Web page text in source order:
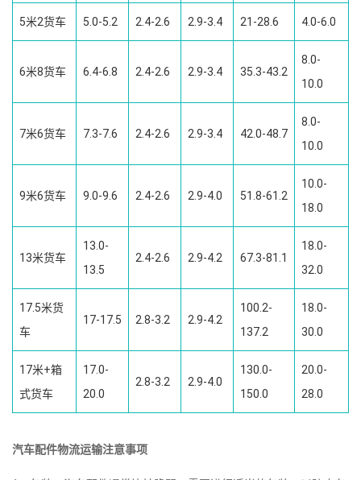
5米2货车 5.0-5.2 2.4-2.6 2.9-3.4 21-28.6 4.0-6.0
6米8货车 6.4-6.8 2.4-2.6 2.9-3.4 35.3-43.2
8.0-
10.0
7米6货车 7.3-7.6 2.4-2.6 2.9-3.4 42.0-48.7
8.0-
10.0
9米6货车 9.0-9.6 2.4-2.6 2.9-4.0 51.8-61.2
10.0-
18.0
13米货车
13.0-
13.5
2.4-2.6 2.9-4.2 67.3-81.1
18.0-
32.0
17.5米货
车
17-17.5 2.8-3.2 2.9-4.2
100.2-
137.2
18.0-
30.0
17米+箱
式货车
17.0-
20.0
2.8-3.2 2.9-4.0
130.0-
150.0
20.0-
28.0
汽车配件物流运输注意事项